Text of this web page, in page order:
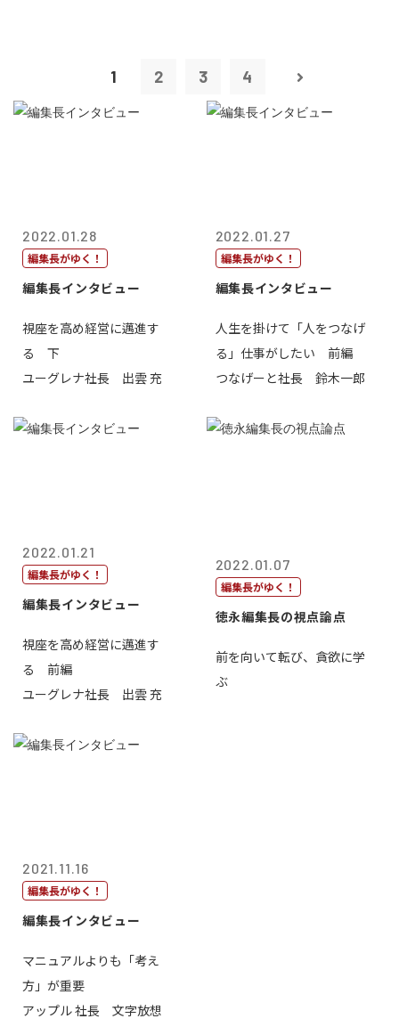
1 2 3 4
2022.01.28
編集長がゆく！
編集長インタビュー
視座を高め経営に邁進す
る 下
ユーグレナ社長 出雲 充
2022.01.27
編集長がゆく！
編集長インタビュー
人生を掛けて「人をつなげ
る」仕事がしたい 前編
つなげーと社長 鈴木一郎
2022.01.21
編集長がゆく！
編集長インタビュー
視座を高め経営に邁進す
る 前編
ユーグレナ社長 出雲 充
2022.01.07
編集長がゆく！
徳永編集長の視点論点
前を向いて転び、貪欲に学
ぶ
2021.11.16
編集長がゆく！
編集長インタビュー
マニュアルよりも「考え
方」が重要
アップル 社長 文字放想